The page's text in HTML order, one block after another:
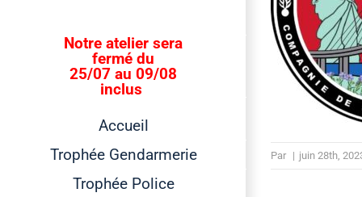
Notre atelier sera
fermé du
25/07 au 09/08
inclus
Accueil
Trophée Gendarmerie
Trophée Police
Par | juin 28th,